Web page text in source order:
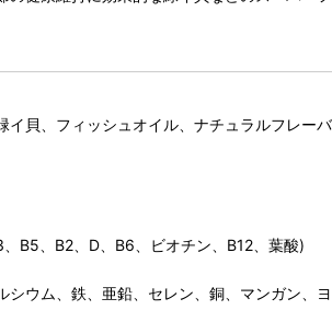
イ貝、フィッシュオイル、ナチュラルフレ
B5、B2、D、B6、ビオチン、B12、葉酸)
ウム、鉄、亜鉛、セレン、銅、マンガン、ヨ